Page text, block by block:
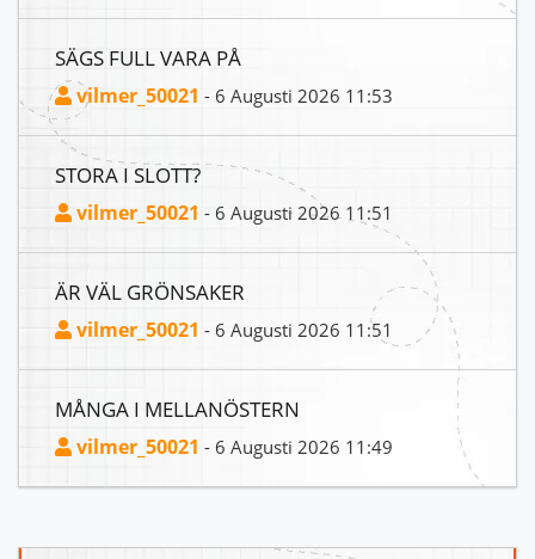
SÄGS FULL VARA PÅ
vilmer_50021 - 6 Augusti 2026 11:53
STORA I SLOTT?
vilmer_50021 - 6 Augusti 2026 11:51
ÄR VÄL GRÖNSAKER
vilmer_50021 - 6 Augusti 2026 11:51
MÅNGA I MELLANÖSTERN
vilmer_50021 - 6 Augusti 2026 11:49